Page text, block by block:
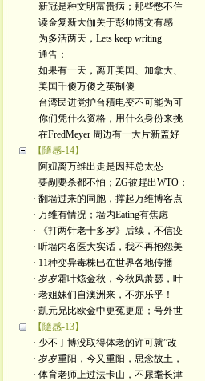
· 新冠是种文明富贵病；那些憋不住
· 读金复新大伽关于彭帅博文有感
· 为多活两天，Lets keep writing
· 通告：
· 如果有一天，离开美国、加拿大、
· 美国千傻万傻之英制傻
· 台湾民进党护台積电变不可能为可
· 你们凭什么资格，用什么身份来挑
· 在FredMeyer 周边有一大片新盖好
【隨感-14】
· 阿妞离万维出走是因拜总太怂
· 要剮要杀都不怕；ZG被趕出WTO；
· 翻墙过来的同胞，撑起万维博客点
· 万维有情况；墙内Eating有焦虑
· 《打两针老十多岁》后续，不信疫
· 听墙内名医大实话，我不再抱怨美
· 11种变异毒株巳在世界各地传播
· 岁岁霜叶炫金秋，今秋风萧瑟，叶
· 老姐妹们自澳洲来，不亦乐乎！
· 凱元兄比欧金中更冤更屈；号外世
【隨感-13】
· 少不丁博没取得体老的许可就”改
· 岁岁重阳，今又重阳，思念故土，
· 体育老师上过法卡山，不尿耄长津